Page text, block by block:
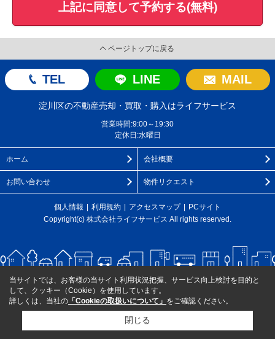
上記に同意して予約する(無料)
ページトップに戻る
TEL LINE MAIL
淀川区の不動産売却・買取・購入はライフサービス
営業時間:9:00～19:30
定休日:水曜日
ホーム 会社概要
お問い合わせ 物件リクエスト
個人情報 利用規約 アクセスマップ
PCサイト
Copyright(c) 株式会社ライフサービス All rights reserved.
当サイトでは、お客様の当サイト利用状況把握、サービス向上検討を目的と
して、クッキー（Cookie）を使用しています。
詳しくは、当社の 「Cookieの取扱いについて」 をご確認ください。
閉じる